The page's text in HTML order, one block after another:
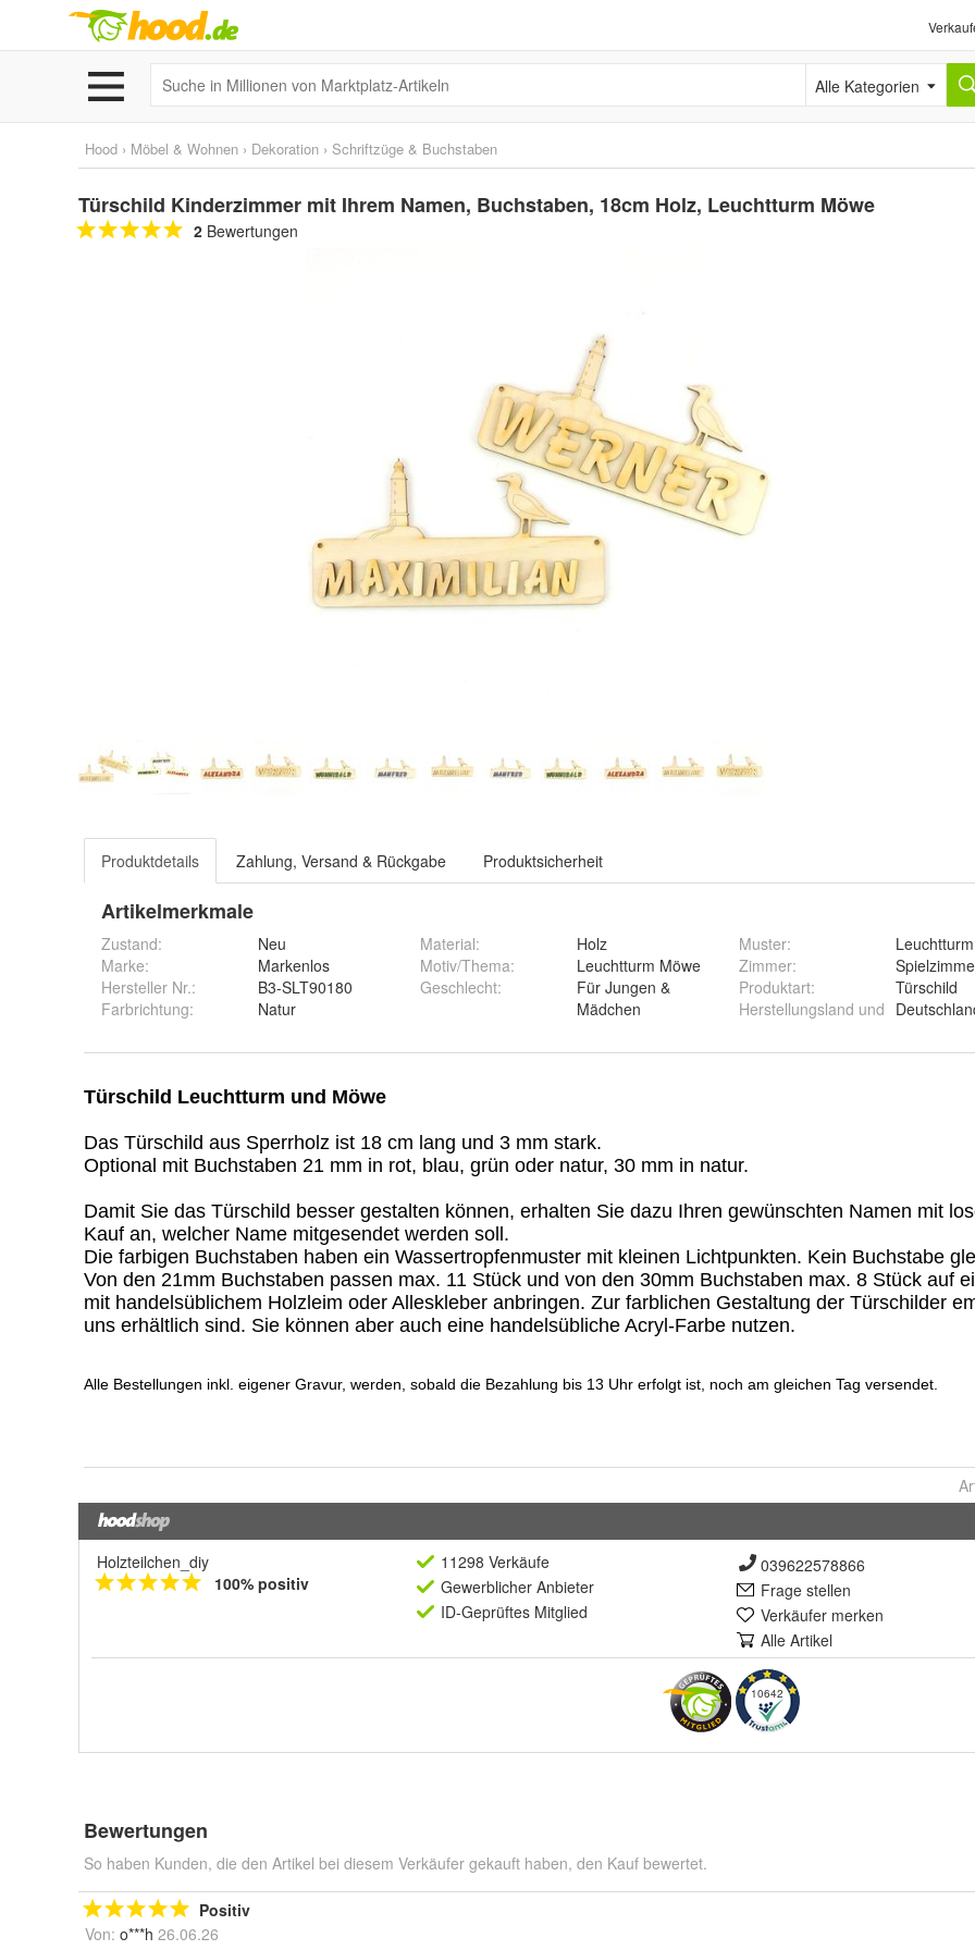
Alle Kategorien
Hood › Möbel & Wohnen › Dekoration › Schriftzüge & Buchstaben
Türschild Kinderzimmer mit Ihrem Namen, Buchstaben, 18cm Holz, Leuchtturm Möwe
2 Bewertungen
Produktdetails Zahlung, Versand & Rückgabe Produktsicherheit
Artikelmerkmale
Zustand:
Neu
Marke:
Markenlos
Hersteller Nr.:
B3-SLT90180
Farbrichtung: Natur
Material:
Holz
Motiv/Thema:
Leuchtturm Möwe
Geschlecht:
Für Jungen &
Mädchen
Muster:
Zimmer:
Produktart:
Türschild
Herstellungsland und
Holzteilchen_diy
100% positiv
11298 Verkäufe
Gewerblicher Anbieter
ID-Geprüftes Mitglied
039622578866
Frage stellen
Verkäufer merken
Alle Artikel
10642
Bewertungen
So haben Kunden, die den Artikel bei diesem Verkäufer gekauft haben, den Kauf bewertet.
Positiv
Von: o***h 26.06.26